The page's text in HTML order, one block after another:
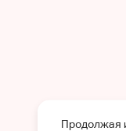
Продолжая